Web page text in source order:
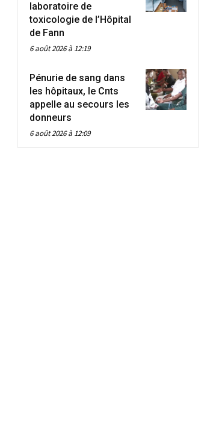
laboratoire de
toxicologie de l’Hôpital
de Fann
6 août 2026 à 12:19
Pénurie de sang dans
les hôpitaux, le Cnts
appelle au secours les
donneurs
6 août 2026 à 12:09